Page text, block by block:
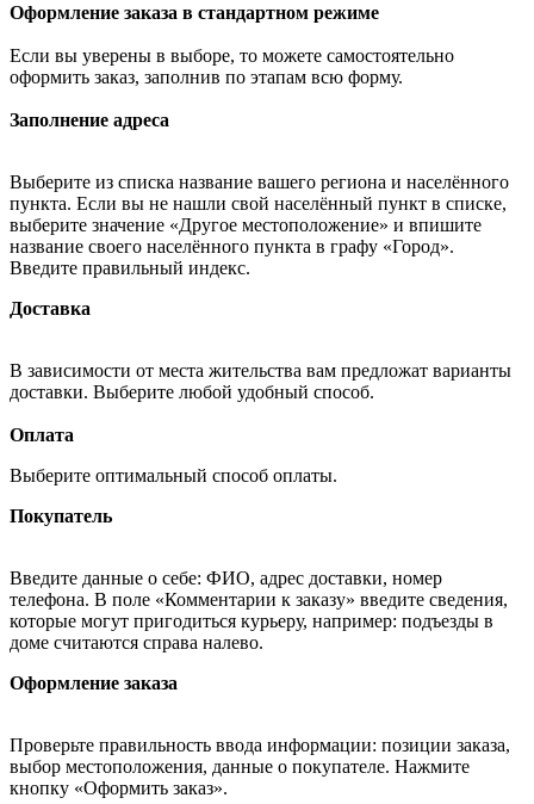
Оформление заказа в стандартном режиме
Если вы уверены в выборе, то можете самостоятельно
оформить заказ, заполнив по этапам всю форму.
Заполнение адреса
Выберите из списка название вашего региона и населённого
пункта. Если вы не нашли свой населённый пункт в списке,
выберите значение «Другое местоположение» и впишите
название своего населённого пункта в графу «Город».
Введите правильный индекс.
Доставка
В зависимости от места жительства вам предложат варианты
доставки. Выберите любой удобный способ.
Оплата
Выберите оптимальный способ оплаты.
Покупатель
Введите данные о себе: ФИО, адрес доставки, номер
телефона. В поле «Комментарии к заказу» введите сведения,
которые могут пригодиться курьеру, например: подъезды в
доме считаются справа налево.
Оформление заказа
Проверьте правильность ввода информации: позиции заказа,
выбор местоположения, данные о покупателе. Нажмите
кнопку «Оформить заказ».